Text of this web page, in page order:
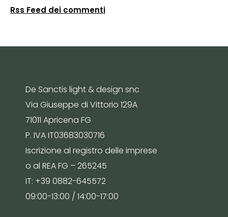
Rss Feed dei commenti
De Sanctis light & design snc
Via Giuseppe di Vittorio 129A
71011 Apricena FG
P. IVA IT03683030716
Iscrizione al registro delle imprese
o al REA FG – 265245
IT: +39 0882-645572
09:00-13:00 / 14:00-17:00